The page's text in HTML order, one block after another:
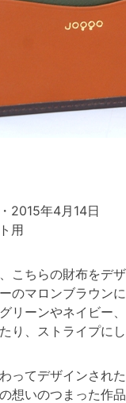
2015年4月14日
用
こちらの財布をデ
のマロンブラウン
リーンやネイビー
り、ストライプに
ってデザインされた
想いのつまった作品